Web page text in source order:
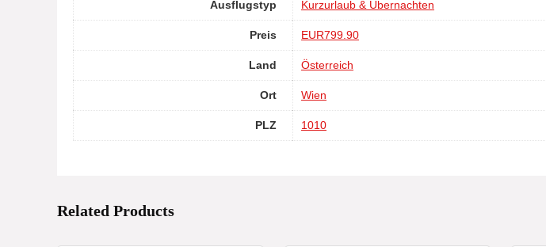
Ausflugstyp Kurzurlaub & Übernachten
Preis EUR799.90
Land Österreich
Ort Wien
PLZ 1010
Related Products